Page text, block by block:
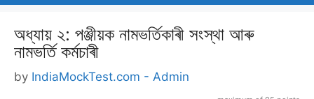
অধ্যায় ২: পঞ্জীয়ক নামভৰ্তিকাৰী সংস্থা আৰু
নামভৰ্তি কৰ্মচাৰী
by IndiaMockTest.com - Admin